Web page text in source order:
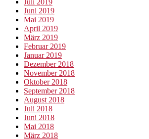
Juli 2019
Juni 2019
Mai 2019
April 2019
März 2019
Februar 2019
Januar 2019
Dezember 2018
November 2018
Oktober 2018
September 2018
August 2018
Juli 2018
Juni 2018
Mai 2018
März 2018